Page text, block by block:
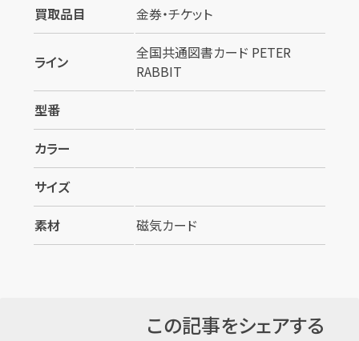
買取品目 金券・チケット
ライン
全国共通図書カード PETER
RABBIT
型番
カラー
サイズ
素材
磁気カード
この記事をシェアする